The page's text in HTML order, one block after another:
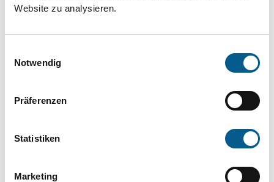
Website zu analysieren.
Notwendig
Präferenzen
Statistiken
Marketing
Bitte Suchbegriff eingeben. Ergebnisse
können durch die Wahl von Bereichen oder
Suchen